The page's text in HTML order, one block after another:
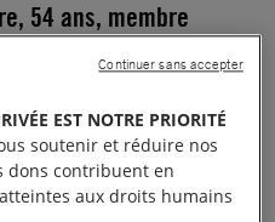
54 ans, membre
EST NOTRE PRIORITÉ
soutenir et réduire nos
dons contribuent en
aux droits humains
Continuer sans accepter